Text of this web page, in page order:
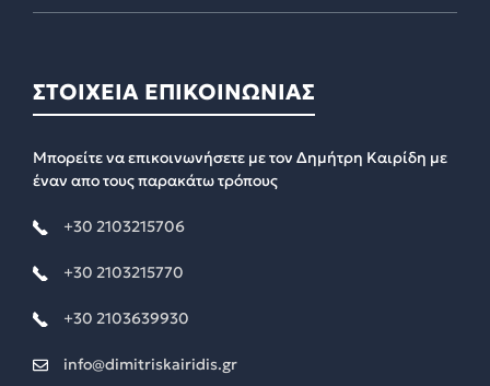
ΣΤΟΙΧΕΙΑ ΕΠΙΚΟΙΝΩΝΙΑΣ
Μπορείτε να επικοινωνήσετε με τον Δημήτρη Καιρίδη με
έναν απο τους παρακάτω τρόπους
+30 2103215706
+30 2103215770
+30 2103639930
info@dimitriskairidis.gr